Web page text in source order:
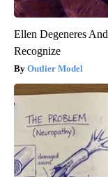
Ellen Degeneres
Recognize
Outlier Model